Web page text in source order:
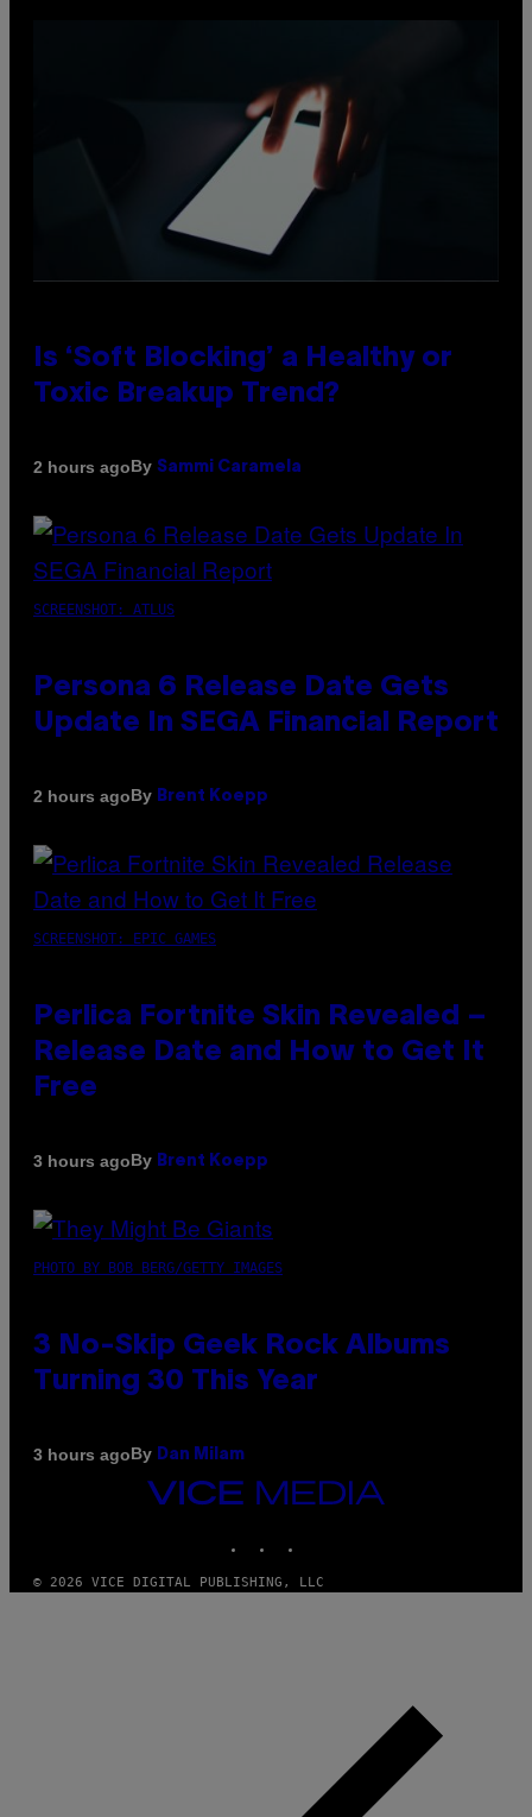
Is ‘Soft Blocking’ a Healthy or
Toxic Breakup Trend?
2 hours agoBy Sammi Caramela
SCREENSHOT: ATLUS
Persona 6 Release Date Gets
Update In SEGA Financial Report
2 hours agoBy Brent Koepp
SCREENSHOT: EPIC GAMES
Perlica Fortnite Skin Revealed –
Release Date and How to Get It
Free
3 hours agoBy Brent Koepp
PHOTO BY BOB BERG/GETTY IMAGES
3 No-Skip Geek Rock Albums
Turning 30 This Year
3 hours agoBy Dan Milam
VICE
© 2026 VICE DIGITAL PUBLISHING, LLC